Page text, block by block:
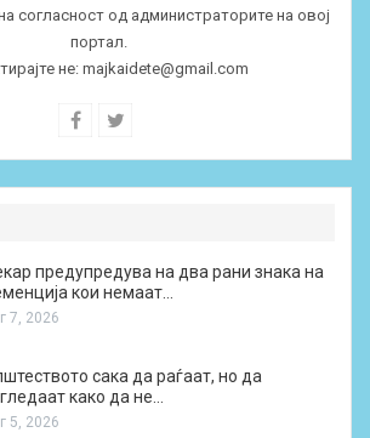
согласност од администраторите на овој
портал.
не:majkaidete@gmail.com
предупредува на два рани знака на
кои немаат…
7, 2026
сака да раѓаат, но да
како да не…
5, 2026